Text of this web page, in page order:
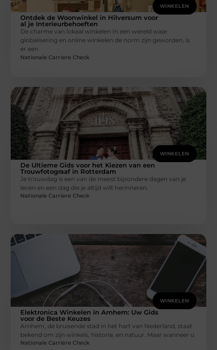
WINKELEN
Ontdek de Woonwinkel in Hilversum voor
al je Interieurbehoeften
De charme van lokaal winkelen In een wereld waar
globalisering en online winkelen de norm zijn geworden, is
er een
Nationale Carriere Check
WINKELEN
De Ultieme Gids voor het Kiezen van een
Trouwfotograaf in Rotterdam
Je trouwdag is een van de meest bijzondere dagen van je
leven en een dag die je altijd wilt herinneren.
Nationale Carriere Check
WINKELEN
Elektronica Winkelen in Arnhem: Uw Gids
voor de Beste Keuzes
Arnhem, de bruisende stad in het hart van Nederland, staat
bekend om zijn winkels, historie, en natuur. Maar wanneer u
Nationale Carriere Check